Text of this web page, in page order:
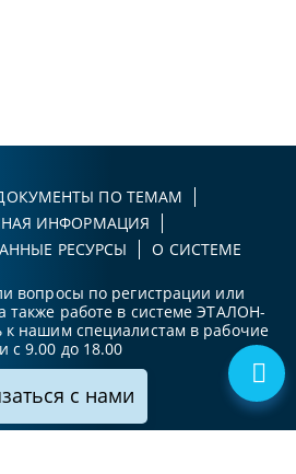
ПО ТЕМАМ
ИНФОРМАЦИЯ
РЕСУРСЫ
О СИСТЕМЕ
вопросы по регистрации или
также работе в системе ЭТАЛОН-
к нашим специалистам в рабочие
с 9.00 до 18.00
с нами